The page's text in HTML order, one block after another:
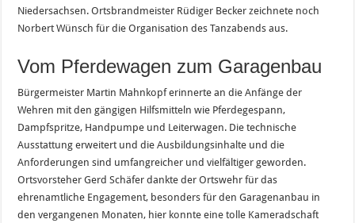
Niedersachsen. Ortsbrandmeister Rüdiger Becker zeichnete noch
Norbert Wünsch für die Organisation des Tanzabends aus.
Vom Pferdewagen zum Garagenbau
Bürgermeister Martin Mahnkopf erinnerte an die Anfänge der
Wehren mit den gängigen Hilfsmitteln wie Pferdegespann,
Dampfspritze, Handpumpe und Leiterwagen. Die technische
Ausstattung erweitert und die Ausbildungsinhalte und die
Anforderungen sind umfangreicher und vielfältiger geworden.
Ortsvorsteher Gerd Schäfer dankte der Ortswehr für das
ehrenamtliche Engagement, besonders für den Garagenanbau in
den vergangenen Monaten, hier konnte eine tolle Kameradschaft